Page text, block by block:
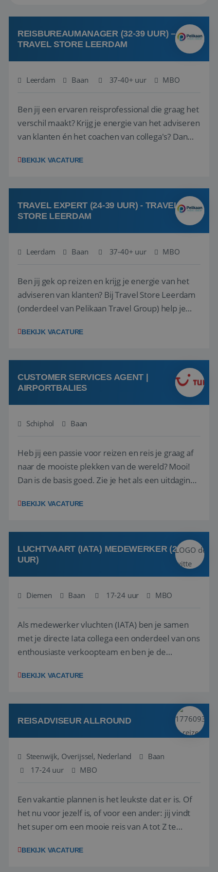
REISBUREAUMANAGER (32-39 UUR) –
TRAVEL STORE LEERDAM
Leerdam Baan 37-40+ uur MBO
Ben jij een ervaren reisprofessional die graag het
verschil maakt? Krijg je energie van het adviseren
van klanten én het coachen van collega's? Dan
(onderdeel van Pelikaan Travel Group) zoeken
team het reisbureau verder...
BEKIJK VACATURE
TRAVEL EXPERT (24-39 UUR) - TRAVEL
STORE LEERDAM
Leerdam Baan 37-40+ uur MBO
Ben jij gek op reizen en krijg je energie van het
adviseren van klanten? Bij Travel Store Leerdam
(onderdeel van Pelikaan Travel Group) help je
vinden. Samen maken we van elke reis een
hebt in de reisbranche of j...
BEKIJK VACATURE
CUSTOMER SERVICES AGENT |
AIRPORTBALIES
Schiphol Baan
Heb jij een passie voor reizen en reis je graag af
naar de mooiste plekken van de wereld? Mooi!
Dan is de basis goed. Zie je het als een uitdaging
het samenstellen en boeken van de perfecte
deze onderdelen zijn nu samen gevoegd...
BEKIJK VACATURE
LUCHTVAART (IATA) MEDEWERKER (24-32
UUR)
Diemen Baan 17-24 uur MBO
Als medewerker vluchten (IATA) ben je samen
met je directe Iata collega een onderdeel van ons
enthousiaste verkoopteam en ben je de
en tarieven waar je collega’s niet uitkomen.
kwaliteitsbewaking van alles wat met IATA te m...
BEKIJK VACATURE
REISADVISEUR ALLROUND
Steenwijk, Overijssel, Nederland
Baan
17-24 uur
MBO
Een vakantie plannen is het leukste dat er is. Of
het nu voor jezelf is, of voor een ander: jij vindt
het super om een mooie reis van A tot Z te
vakantiegangers de meest prachtige plekjes op
BEKIJK VACATURE